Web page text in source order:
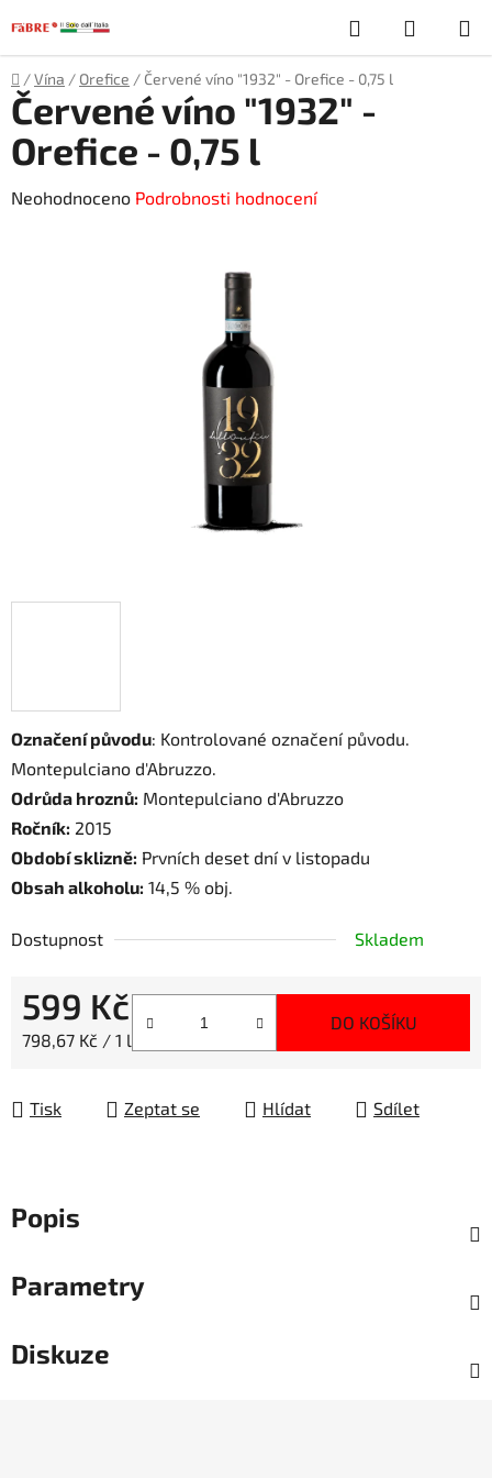
na
obsah
Hledat
KOŠÍK
Domů
/Vína / Orefice / Červené víno "1932" - Orefice - 0,75 l
Označení původu: Kontrolované označení původu.
Montepulciano d'Abruzzo.
Odrůda hroznů: Montepulciano d'Abruzzo
Ročník: 2015
Období sklizně: Prvních deset dní v listopadu
Obsah alkoholu: 14,5 % obj.
Dostupnost Skladem
599 Kč
Měrná cena:
798,67 Kč / 1 l
DO KOŠÍKU
Tisk Zeptat se Hlídat Sdílet
Červené víno "1932" -
Orefice - 0,75 l
Průměrné
Neohodnoceno Podrobnosti hodnocení
Popis
Parametry
Diskuze